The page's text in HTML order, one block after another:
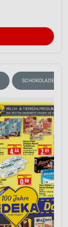
SCHOKOLADE &